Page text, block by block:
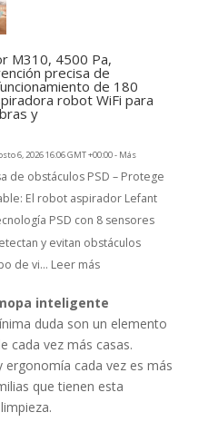
M310, 4500 Pa,
precisa de
de 180
robot WiFi para
y
6, 2026 16:06 GMT +00:00 - Más
de obstáculos PSD – Protege
El robot aspirador Lefant
PSD con 8 sensores
y evitan obstáculos
de vi... Leer más
inteligente
duda son un elemento
cada vez más casas.
cada vez es más
que tienen esta